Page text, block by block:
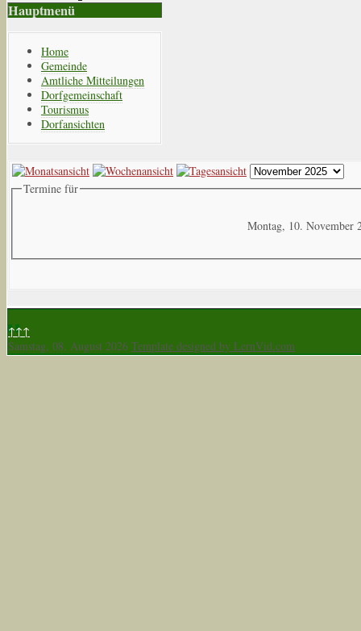
Hauptmenü
Home
Gemeinde
Amtliche Mitteilungen
Dorfgemeinschaft
Tourismus
Dorfansichten
Termine für
Montag, 10. November
↑↑↑
Samstag, 08. August 2026 Template designed by LernVid.com